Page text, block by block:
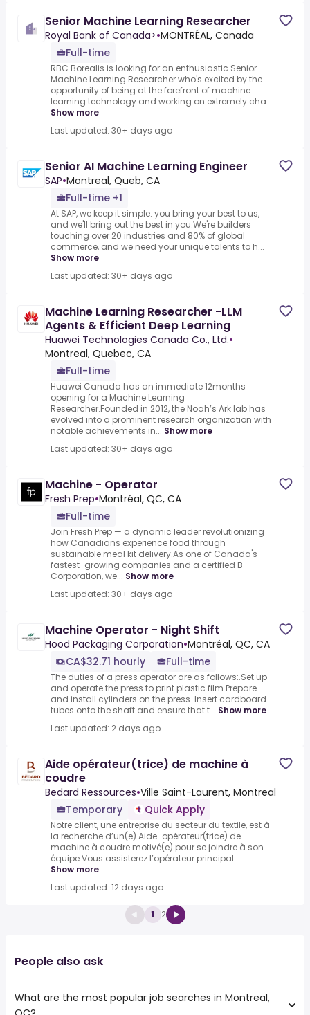
Senior Machine Learning Researcher
Royal Bank of Canada>•MONTRÉAL, Canada
Full-time
RBC Borealis is looking for an enthusiastic Senior
Machine Learning Researcher who's excited by the
opportunity of being at the forefront of machine
learning technology and working on extremely cha...
Show more
Last updated: 30+ days ago
Senior AI Machine Learning Engineer
SAP•Montreal, Queb, CA
Full-time +1
At SAP, we keep it simple: you bring your best to us,
and we'll bring out the best in you.We're builders
touching over 20 industries and 80% of global
commerce, and we need your unique talents to h...
Show more
Last updated: 30+ days ago
Machine Learning Researcher -LLM
Agents & Efficient Deep Learning
Huawei Technologies Canada Co., Ltd.•
Montreal, Quebec, CA
Full-time
Huawei Canada has an immediate 12months
opening for a Machine Learning
Researcher.Founded in 2012, the Noah’s Ark lab has
evolved into a prominent research organization with
notable achievements in... Show more
Last updated: 30+ days ago
Machine - Operator
Fresh Prep•Montréal, QC, CA
Full-time
Join Fresh Prep — a dynamic leader revolutionizing
how Canadians experience food through
sustainable meal kit delivery.As one of Canada's
fastest-growing companies and a certified B
Corporation, we... Show more
Last updated: 30+ days ago
Machine Operator - Night Shift
Hood Packaging Corporation•Montréal, QC, CA
CA$32.71 hourly
Full-time
The duties of a press operator are as follows:.Set up
and operate the press to print plastic film.Prepare
and install cylinders on the press .Insert cardboard
tubes onto the shaft and ensure that t... Show more
Last updated: 2 days ago
Aide opérateur(trice) de machine à
coudre
Bedard Ressources•Ville Saint-Laurent, Montreal
Temporary
Quick Apply
Notre client, une entreprise du secteur du textile, est à
la recherche d’un(e) Aide-opérateur(trice) de
machine à coudre motivé(e) pour se joindre à son
équipe.Vous assisterez l’opérateur principal...
Show more
Last updated: 12 days ago
1 2
People also ask
What are the most popular job searches in Montreal,